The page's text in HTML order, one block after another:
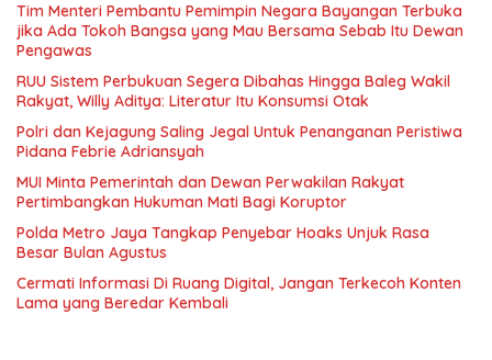
Tim Menteri Pembantu Pemimpin Negara Bayangan Terbuka
jika Ada Tokoh Bangsa yang Mau Bersama Sebab Itu Dewan
Pengawas
RUU Sistem Perbukuan Segera Dibahas Hingga Baleg Wakil
Rakyat, Willy Aditya: Literatur Itu Konsumsi Otak
Polri dan Kejagung Saling Jegal Untuk Penanganan Peristiwa
Pidana Febrie Adriansyah
MUI Minta Pemerintah dan Dewan Perwakilan Rakyat
Pertimbangkan Hukuman Mati Bagi Koruptor
Polda Metro Jaya Tangkap Penyebar Hoaks Unjuk Rasa
Besar Bulan Agustus
Cermati Informasi Di Ruang Digital, Jangan Terkecoh Konten
Lama yang Beredar Kembali